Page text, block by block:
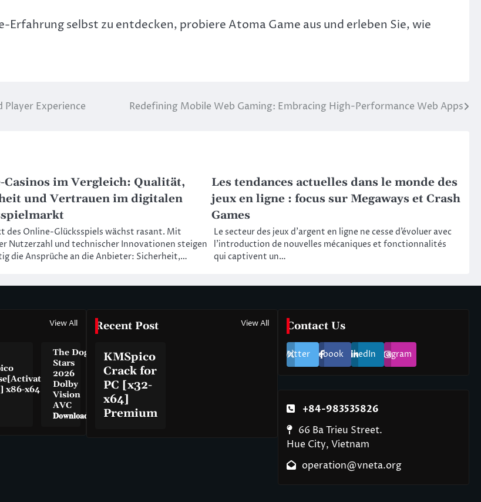
Erfahrung selbst zu entdecken, probiere Atoma Game aus und erleben Sie, wie
Experience Redefining Mobile Web Gaming: Embracing High-Performance Web Apps
Casinos im Vergleich: Qualität,
und Vertrauen im digitalen
des Online-Glücksspiels wächst rasant. Mit
Nutzerzahl und technischer Innovationen steigen
die Ansprüche an die Anbieter: Sicherheit,…
Les tendances actuelles dans le monde des
jeux en ligne : focus sur Megaways et Crash
Games
Le secteur des jeux d’argent en ligne ne cesse d’évoluer avec
l’introduction de nouvelles mécaniques et fonctionnalités
qui captivent un…
View All
x86-x64
The Dog
Stars
2026
Dolby
Vision
AVC
𝐃𝐨𝐰𝐧𝐥𝐨𝐚𝐝
Recent Post View All
KMSpico
Crack for
PC [x32-
x64]
Premium
Contact Us
TwitterFacebookLinkedInInstagram
+84-983535826
66 Ba Trieu Street.
Hue City, Vietnam
operation@vneta.org